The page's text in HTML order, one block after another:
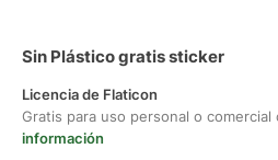
Sin Plástico gratis sticker
Licencia de Flaticon
Gratis para uso personal o comercial
información